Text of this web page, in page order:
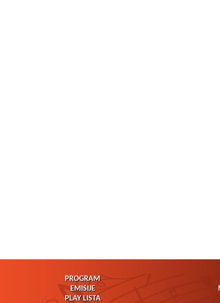
PROGRAM
EMISIJE
PLAY LISTA